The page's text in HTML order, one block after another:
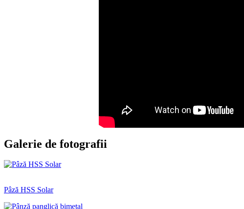
Galerie de fotografii
Pâză HSS Solar